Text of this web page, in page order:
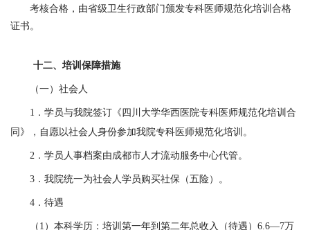
考核合格，由省级卫生行政部门颁发专科医师规范化培训合格
证书。
十二、培训保障措施
（一）社会人
1 ． 学员与我院签订《四川大学华西医院专科医师规范化培训合
同》，自愿以社会人身份参加我院专科医师规范化培训。
2 ． 学员人事档案由成都市人才流动服务中心代管。
3． 我院统一为社会人学员购买社保（五险）。
4． 待遇
（ 1 ）本科学历：培训第一年到第二年总收入（待遇） 6.6—7万